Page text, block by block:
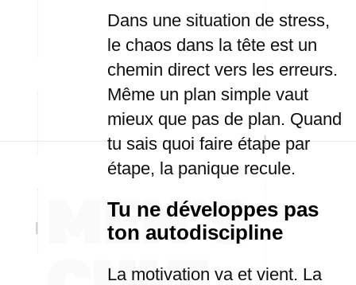
Dans une situation de stress,
le chaos dans la tête est un
chemin direct vers les erreurs.
Même un plan simple vaut
mieux que pas de plan. Quand
tu sais quoi faire étape par
étape, la panique recule.
Tu ne développes pas
ton autodiscipline
La motivation va et vient. La